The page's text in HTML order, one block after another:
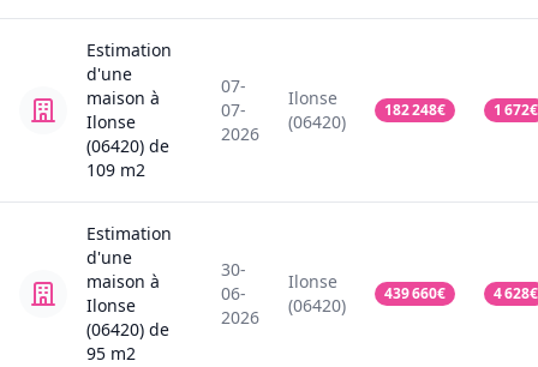
Estimation
d'une
maison à
Ilonse
(06420) de
109 m2
07-
07-
2026
Ilonse
(06420)
182 248€ 1 672€
Estimation
d'une
maison à
Ilonse
(06420) de
95 m2
30-
06-
2026
Ilonse
(06420)
439 660€ 4 628€